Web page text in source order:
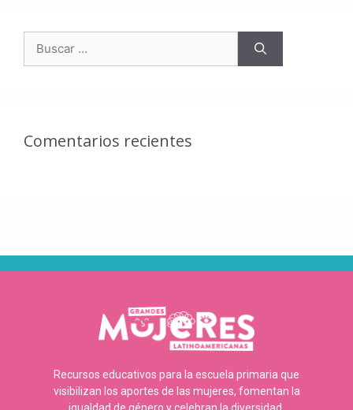
Comentarios recientes
Recursos educativos para la escuela primaria que
visibilizan los aportes de las mujeres, fomentan la
igualdad de género y celebran la diversidad.